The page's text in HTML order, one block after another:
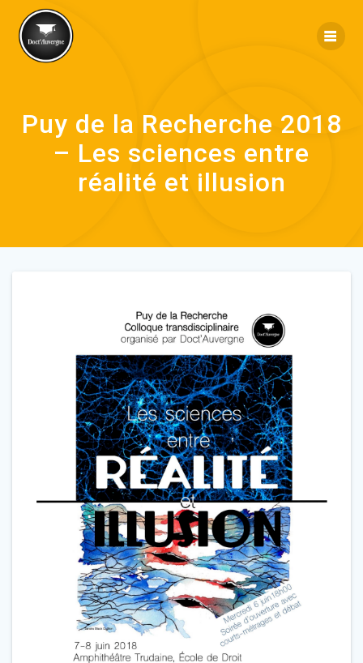
Puy de la Recherche 2018
– Les sciences entre
réalité et illusion